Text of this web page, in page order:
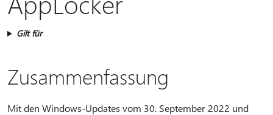
Gilt für
Zusammenfassung
Mit den Windows-Updates vom 30. September 2022 und